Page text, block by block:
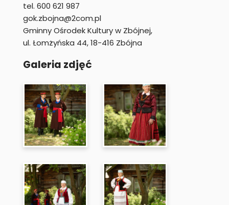
tel. 600 621 987
gok.zbojna@2com.pl
Gminny Ośrodek Kultury w Zbójnej,
ul. Łomżyńska 44, 18-416 Zbójna
Galeria zdjęć